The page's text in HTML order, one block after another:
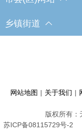
乡镇街道
网站地图 | 关于我们 |
版权所有：
苏ICP备08115729号-2